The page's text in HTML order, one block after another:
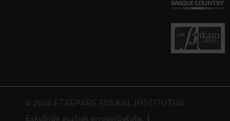
© 2026 ETXEPARE EUSKAL INSTITUTUA.
Eskubide guztiak erreserbatuta.